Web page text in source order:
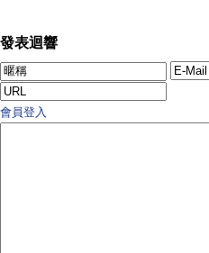
發表迴響
會員登入